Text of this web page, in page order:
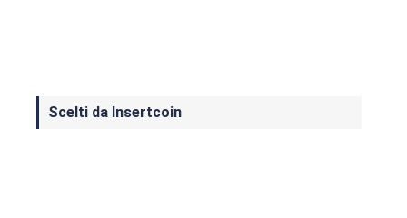
Scelti da Insertcoin